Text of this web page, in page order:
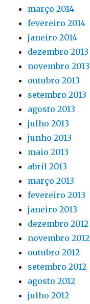
março 2014
fevereiro 2014
janeiro 2014
dezembro 2013
novembro 2013
outubro 2013
setembro 2013
agosto 2013
julho 2013
junho 2013
maio 2013
abril 2013
março 2013
fevereiro 2013
janeiro 2013
dezembro 2012
novembro 2012
outubro 2012
setembro 2012
agosto 2012
julho 2012